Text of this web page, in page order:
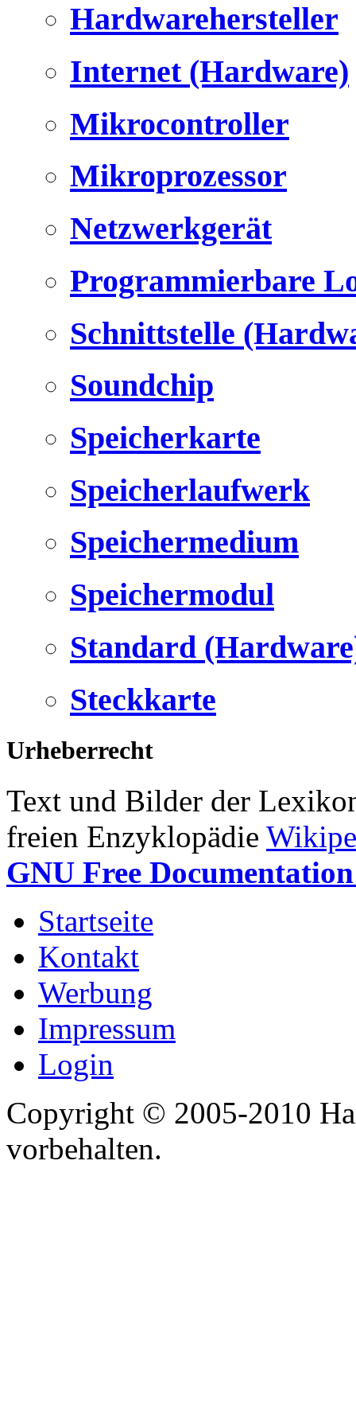
Hardwarehersteller
Internet (Hardware)
Mikrocontroller
Mikroprozessor
Netzwerkgerät
Programmierbare
Schnittstelle
Soundchip
Speicherkarte
Speicherlaufwerk
Speichermedium
Speichermodul
Standard
Steckkarte
Urheberrecht
Text und Bilder der
freien Enzyklopädie
GNU Free
Startseite
Kontakt
Werbung
Impressum
Login
Copyright © 2005-2010
vorbehalten.